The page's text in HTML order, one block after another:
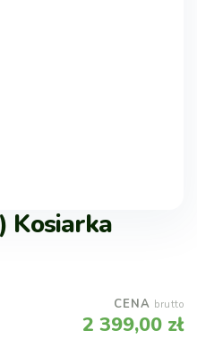
Kosiarka
CENA brutto
2 399,00 zł